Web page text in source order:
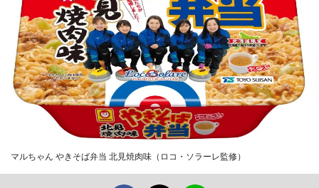
マルちゃん やきそば弁当 北見焼肉味（ロコ・ソラーレ監修）